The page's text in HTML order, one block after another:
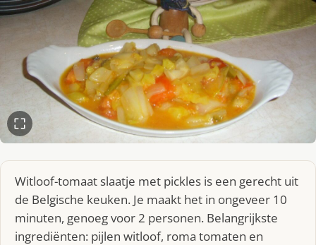
Witloof-tomaat slaatje met pickles is een gerecht uit
de Belgische keuken. Je maakt het in ongeveer 10
minuten, genoeg voor 2 personen. Belangrijkste
ingrediënten: pijlen witloof, roma tomaten en